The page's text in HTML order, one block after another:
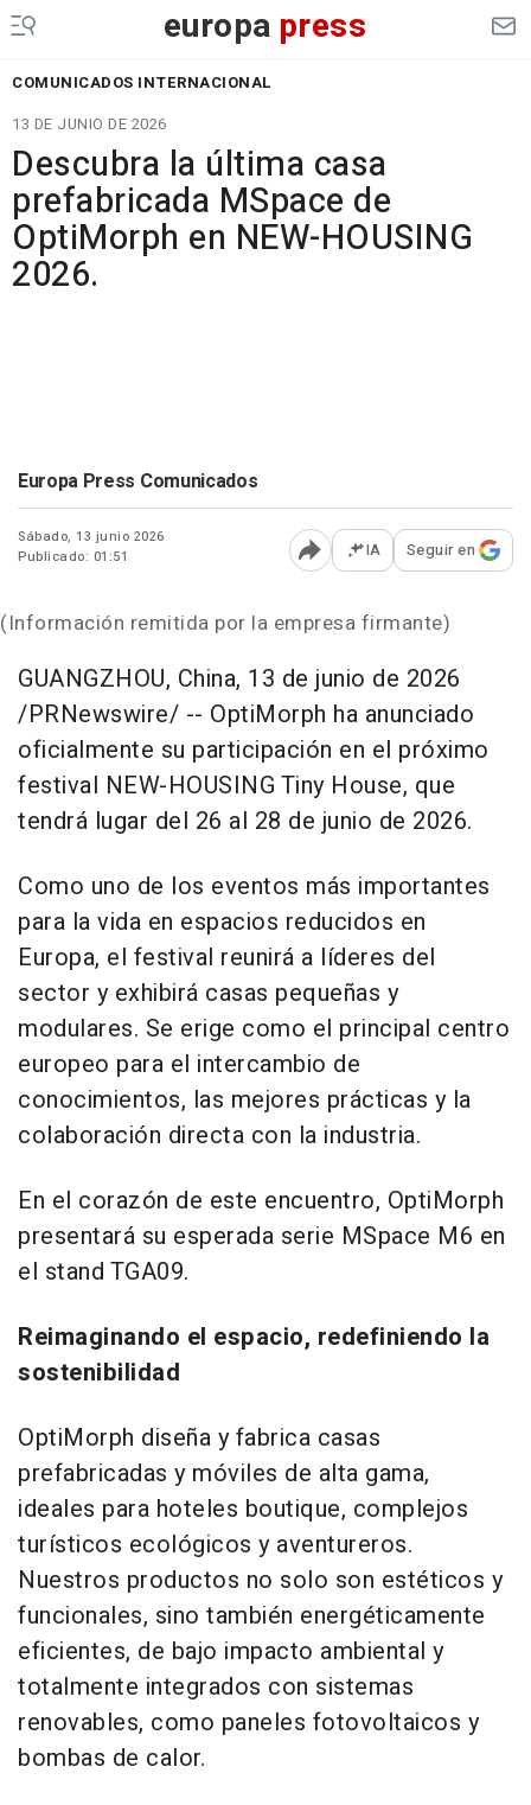
europa press
COMUNICADOS INTERNACIONAL
13 DE JUNIO DE 2026
Descubra la última casa
prefabricada MSpace de
OptiMorph en NEW-HOUSING
2026.
Europa Press Comunicados
Sábado, 13 junio 2026
Publicado: 01:51
Abrir opciones para
IA Seguir en
(Información remitida por la empresa firmante)
GUANGZHOU, China, 13 de junio de 2026
/PRNewswire/ -- OptiMorph ha anunciado
oficialmente su participación en el próximo
festival NEW-HOUSING Tiny House, que
tendrá lugar del 26 al 28 de junio de 2026.
Como uno de los eventos más importantes
para la vida en espacios reducidos en
Europa, el festival reunirá a líderes del
sector y exhibirá casas pequeñas y
modulares. Se erige como el principal centro
europeo para el intercambio de
conocimientos, las mejores prácticas y la
colaboración directa con la industria.
En el corazón de este encuentro, OptiMorph
presentará su esperada serie MSpace M6 en
el stand TGA09.
Reimaginando el espacio, redefiniendo la
sostenibilidad
OptiMorph diseña y fabrica casas
prefabricadas y móviles de alta gama,
ideales para hoteles boutique, complejos
turísticos ecológicos y aventureros.
Nuestros productos no solo son estéticos y
funcionales, sino también energéticamente
eficientes, de bajo impacto ambiental y
totalmente integrados con sistemas
renovables, como paneles fotovoltaicos y
bombas de calor.